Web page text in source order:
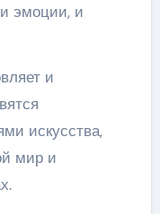
эмоции, и
и
искусства,
мир и